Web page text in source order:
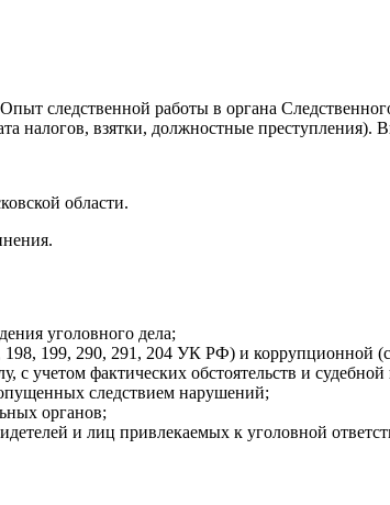
следственной работы в органа
налогов, взятки, должностные преступления).
области.
уголовного дела;
198, 199, 290, 291, 204 УК РФ) и коррупционной
учетом фактических обстоятельств и судебной
следствием нарушений;
органов;
и лиц привлекаемых к уголовной